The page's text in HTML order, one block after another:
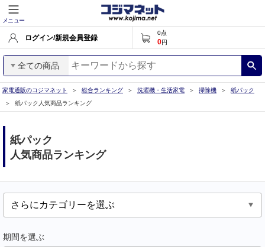
メニュー
ログイン/新規会員登録
0点
0円
全ての商品
家電通販のコジマネット 総合ランキング 洗濯機・生活家電 掃除機
紙パック
紙パック人気商品ランキング
紙パック
人気商品ランキング
期間を選ぶ